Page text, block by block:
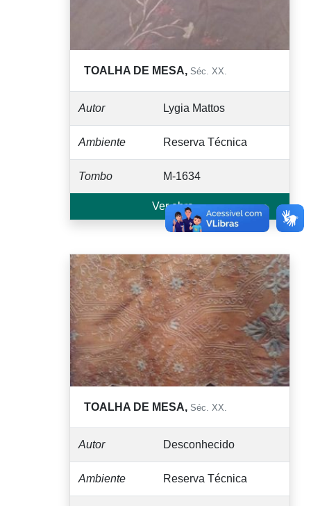
TOALHA DE MESA, Séc. XX.
Autor Lygia Mattos
Ambiente Reserva Técnica
Tombo M-1634
Ver obra →
TOALHA DE MESA, Séc. XX.
Autor Desconhecido
Ambiente Reserva Técnica